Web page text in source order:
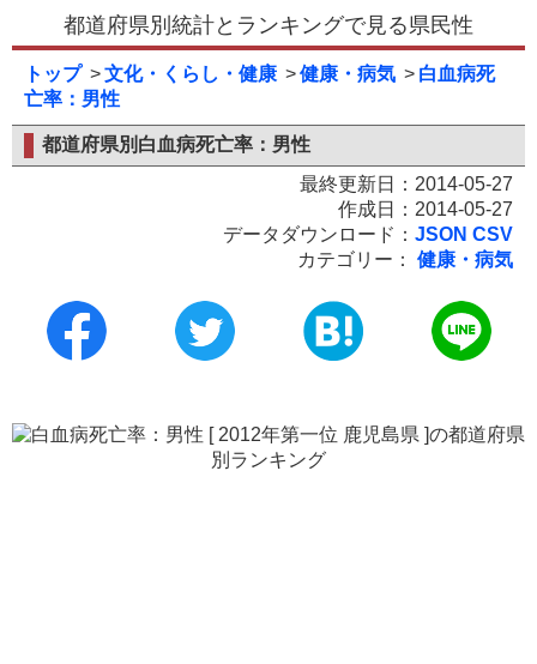
都道府県別統計とランキングで見る県民性
トップ 文化・くらし・健康 健康・病気
白血病死
亡率：男性
都道府県別白血病死亡率：男性
最終更新日：2014-05-27
作成日：2014-05-27
データダウンロード： JSON CSV
カテゴリー：
健康・病気